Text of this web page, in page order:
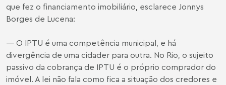
que fez o financiamento imobiliário, esclarece Jonnys
Borges de Lucena:
— O IPTU é uma competência municipal, e há
divergência de uma cidader para outra. No Rio, o sujeito
passivo da cobrança de IPTU é o próprio comprador do
imóvel. A lei não fala como fica a situação dos credores e